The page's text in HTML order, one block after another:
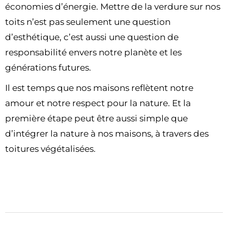
économies d’énergie. Mettre de la verdure sur nos
toits n’est pas seulement une question
d’esthétique, c’est aussi une question de
responsabilité envers notre planète et les
générations futures.
Il est temps que nos maisons reflètent notre
amour et notre respect pour la nature. Et la
première étape peut être aussi simple que
d’intégrer la nature à nos maisons, à travers des
toitures végétalisées.